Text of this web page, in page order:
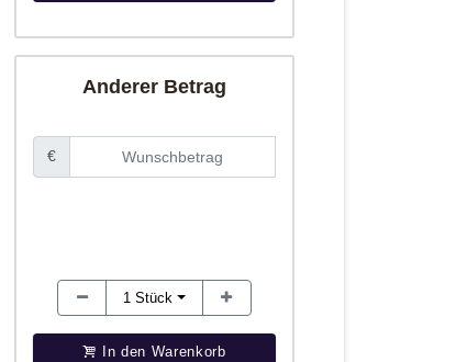
Anderer Betrag
€
1Stück
In den Warenkorb